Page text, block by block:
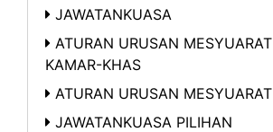
JAWATANKUASA
ATURAN URUSAN MESYUARAT
KAMAR-KHAS
ATURAN URUSAN MESYUARAT
JAWATANKUASA PILIHAN